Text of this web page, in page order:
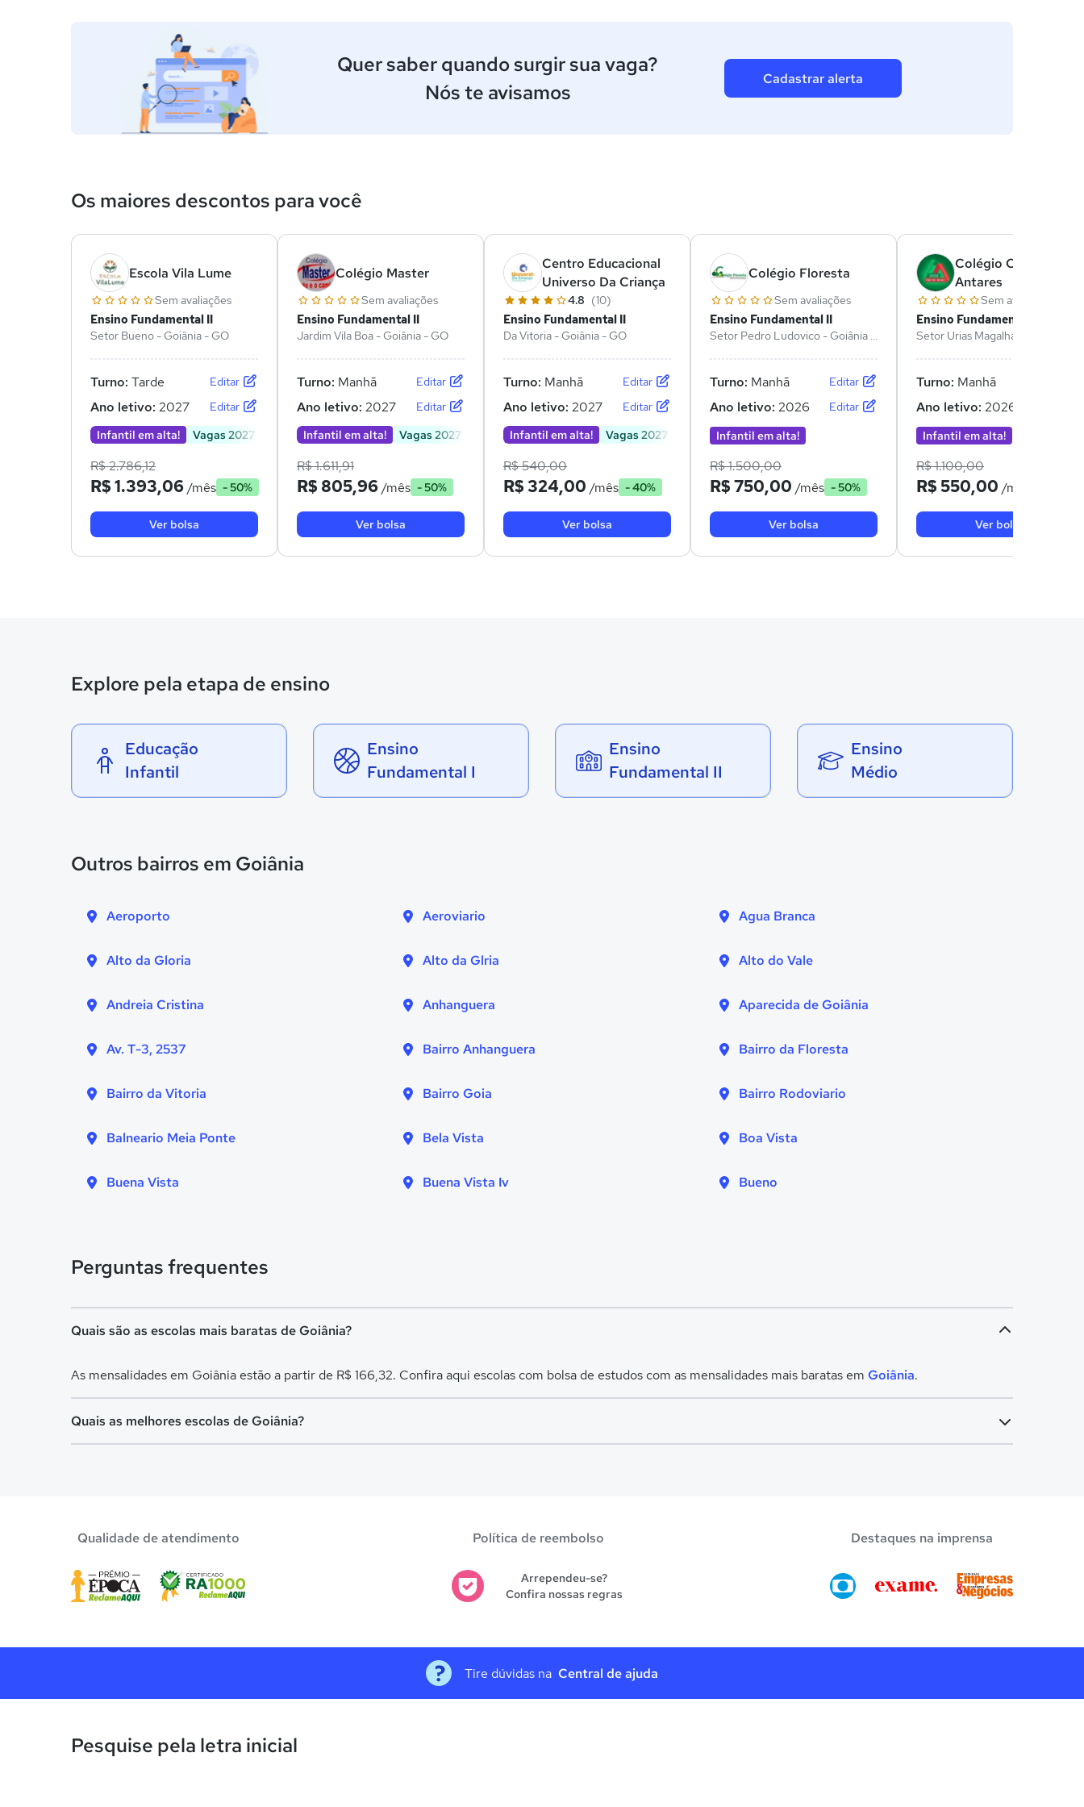
Quer saber quando surgir sua vaga?
Nós te avisamos
Cadastrar alerta
Os maiores descontos para você
Escola Vila Lume
Sem avaliações
Ensino Fundamental II
Setor Bueno - Goiânia - GO
Turno: Tarde Editar
Ano letivo: 2027
Editar
Infantil em alta!
Vagas 2027
R$ 2.786,12
R$ 1.393,06/mês - 50%
Ver bolsa
Colégio Master
Sem avaliações
Ensino Fundamental II
Jardim Vila Boa - Goiânia - GO
Turno: Manhã Editar
Ano letivo: 2027
Editar
Infantil em alta!
Vagas 2027
R$ 1.611,91
R$ 805,96/mês - 50%
Ver bolsa
Centro Educacional
Universo Da Criança
4.8 (10)
Ensino Fundamental II
Da Vitoria - Goiânia - GO
Turno: Manhã Editar
Ano letivo: 2027
Editar
Infantil em alta!
Vagas 2027
R$ 540,00
R$ 324,00 /mês - 40%
Ver bolsa
Colégio Floresta
Sem avaliações
Ensino Fundamental II
Setor Pedro Ludovico - Goiânia -
Turno: Manhã Editar
Ano letivo: 2026
Editar
Infantil em alta!
R$ 1.500,00
R$ 750,00 /mês - 50%
Ver bolsa
Colégio Conectar
Antares
Sem avaliações
Ensino Fundamental II
Setor Urias Magalhaes - Goiânia -
Turno: Manhã
Ano letivo: 2026
Infantil em alta!
R$ 1.100,00
R$ 550,00 /mês
Ver bolsa
Explore pela etapa de ensino
Educação
Infantil
Ensino
Fundamental I
Ensino
Fundamental II
Ensino
Médio
Outros bairros em Goiânia
Aeroporto Aeroviario Agua Branca
Alto da Gloria Alto da Glria Alto do Vale
Andreia Cristina Anhanguera Aparecida de Goiânia
Av. T-3, 2537 Bairro Anhanguera Bairro da Floresta
Bairro da Vitoria Bairro Goia Bairro Rodoviario
Balneario Meia Ponte Bela Vista Boa Vista
Buena Vista Buena Vista Iv Bueno
Perguntas frequentes
Quais são as escolas mais baratas de Goiânia?
As mensalidades em Goiânia estão a partir de R$ 166,32. Confira aqui escolas com bolsa de estudos com as mensalidades mais baratas em Goiânia.
Quais as melhores escolas de Goiânia?
Qualidade de atendimento Política de reembolso
Arrependeu-se?
Confira nossas regras
Destaques na imprensa
Tire dúvidas na Central de ajuda
Pesquise pela letra inicial